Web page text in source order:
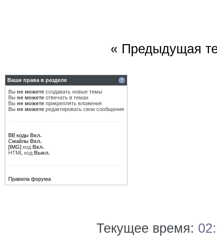
« Предыдущая
Ваши права в разделе
Вы не можете создавать новые темы
Вы не можете отвечать в темах
Вы не можете прикреплять вложения
Вы не можете редактировать свои сообщения
BB коды Вкл.
Смайлы Вкл.
[IMG] код Вкл.
HTML код Выкл.
Правила форума
Текущее время: